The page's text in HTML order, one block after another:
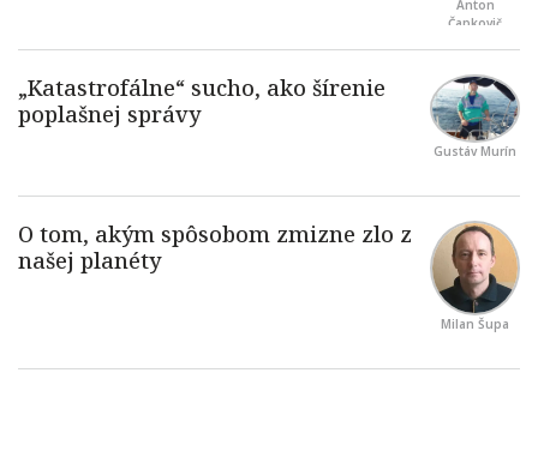
Anton
Čapkovič
Gustáv Murín
Milan Šupa